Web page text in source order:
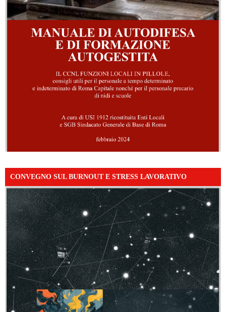
CONVEGNO SUL BURNOUT E STRESS LAVORATIVO